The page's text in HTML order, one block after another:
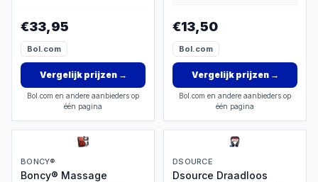
€33,95
Bol.com
Vergelijk prijzen→
Bol.com en andere aanbieders op
één pagina
€13,50
Bol.com
Vergelijk prijzen→
Bol.com en andere aanbieders op
één pagina
BONCY®
Boncy® Massage
DSOURCE
Dsource Draadloos